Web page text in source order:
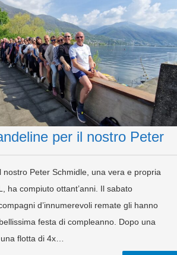
per il nostro Peter
nostro Peter Schmidle, una vera e propria
ha compiuto ottant’anni. Il sabato
d’innumerevoli remate gli hanno
festa di compleanno. Dopo una
flotta di 4x…